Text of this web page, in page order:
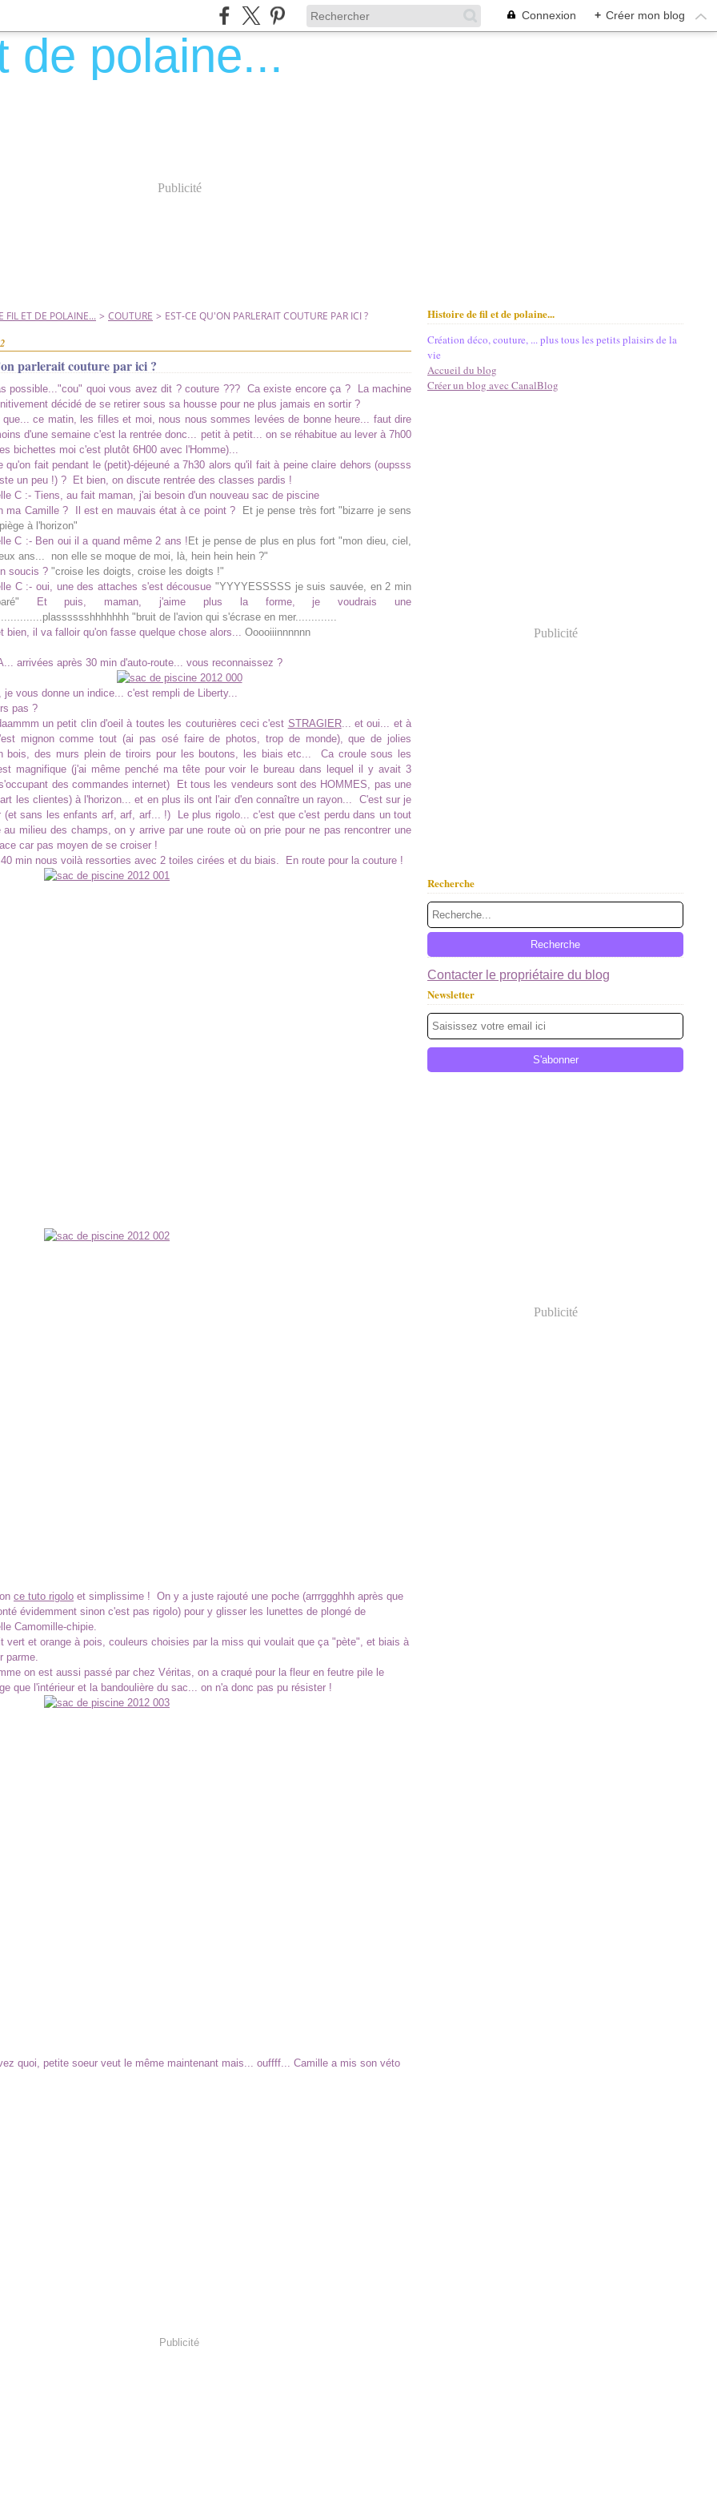
Connexion + Créer mon blog
Publicité
FIL ET DE POLAINE... > COUTURE > EST-CE QU'ON PARLERAIT COUTURE PAR ICI ?
parlerait couture par ici ?
possible..."cou" quoi vous avez dit ? couture ??? Ca existe encore ça ? La machine
décidé de se retirer sous sa housse pour ne plus jamais en sortir ?
que... ce matin, les filles et moi, nous nous sommes levées de bonne heure... faut dire
d'une semaine c'est la rentrée donc... petit à petit... on se réhabitue au lever à 7h00
bichettes moi c'est plutôt 6H00 avec l'Homme)...
qu'on fait pendant le (petit)-déjeuné a 7h30 alors qu'il fait à peine claire dehors (oupsss
un peu !) ? Et bien, on discute rentrée des classes pardis !
C :- Tiens, au fait maman, j'ai besoin d'un nouveau sac de piscine
ma Camille ? Il est en mauvais état à ce point ?
Et je pense très fort "bizarre je sens
à l'horizon"
C :- Ben oui il a quand même 2 ans ! Et je pense de plus en plus fort "mon dieu, ciel,
ans... non elle se moque de moi, là, hein hein hein ?"
soucis ? "croise les doigts, croise les doigts !"
C :- oui, une des attaches s'est décousue "YYYYESSSSS je suis sauvée, en 2 min
Et puis, maman, j'aime plus la forme, je voudrais une
"bruit de l'avion qui s'écrase en mer.............
bien, il va falloir qu'on fasse quelque chose alors... Ooooiiinnnnnn
arrivées après 30 min d'auto-route... vous reconnaissez ?
je vous donne un indice... c'est rempli de Liberty...
pas ?
un petit clin d'oeil à toutes les couturières ceci c'est STRAGIER... et oui... et à
mignon comme tout (ai pas osé faire de photos, trop de monde), que de jolies
bois, des murs plein de tiroirs pour les boutons, les biais etc... Ca croule sous les
magnifique (j'ai même penché ma tête pour voir le bureau dans lequel il y avait 3
des commandes internet) Et tous les vendeurs sont des HOMMES, pas une
les clientes) à l'horizon... et en plus ils ont l'air d'en connaître un rayon... C'est sur je
(et sans les enfants arf, arf, arf... !) Le plus rigolo... c'est que c'est perdu dans un tout
au milieu des champs, on y arrive par une route où on prie pour ne pas rencontrer une
car pas moyen de se croiser !
min nous voilà ressorties avec 2 toiles cirées et du biais. En route pour la couture !
ce tuto rigolo et simplissime ! On y a juste rajouté une poche (arrrggghhh après que
évidemment sinon c'est pas rigolo) pour y glisser les lunettes de plongé de
Camomille-chipie.
vert et orange à pois, couleurs choisies par la miss qui voulait que ça "pète", et biais à
parme.
on est aussi passé par chez Véritas, on a craqué pour la fleur en feutre pile le
que l'intérieur et la bandoulière du sac... on n'a donc pas pu résister !
quoi, petite soeur veut le même maintenant mais... ouffff... Camille a mis son véto
Publicité
Histoire de fil et de polaine...
Création déco, couture, ... plus tous les petits plaisirs de la
vie
Accueil du blog
Créer un blog avec CanalBlog
Publicité
Recherche
Contacter le propriétaire du blog
Newsletter
Publicité